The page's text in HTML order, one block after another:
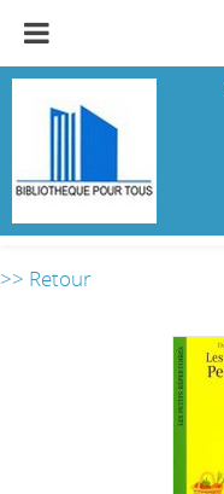
>> Retour